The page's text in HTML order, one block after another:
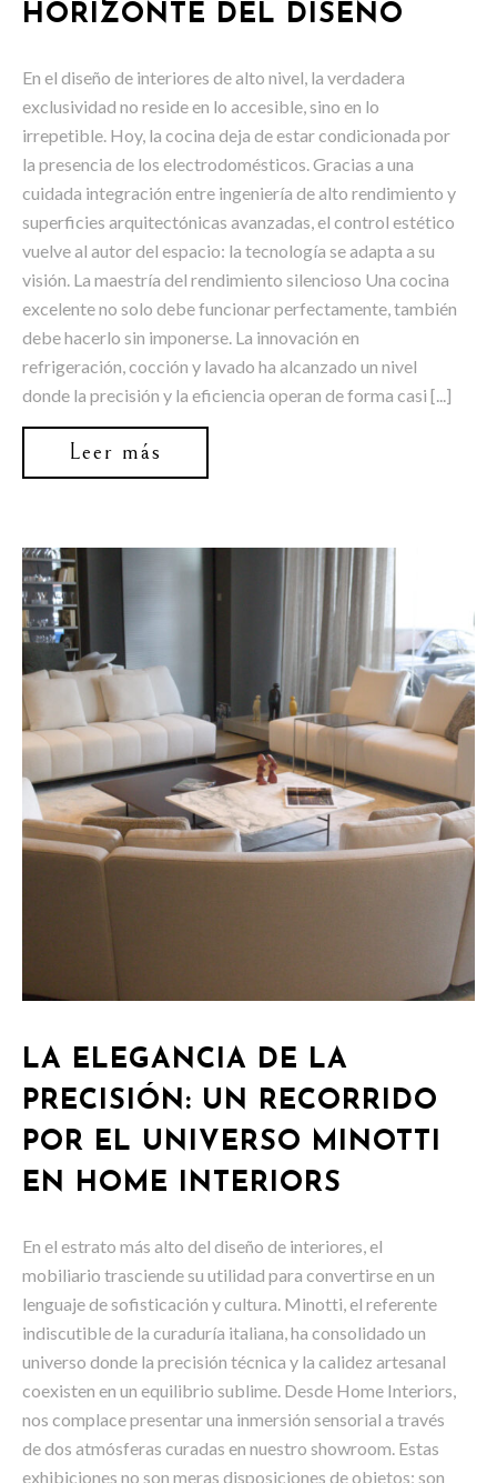
HORIZONTE DEL DISEÑO
En el diseño de interiores de alto nivel, la verdadera
exclusividad no reside en lo accesible, sino en lo
irrepetible. Hoy, la cocina deja de estar condicionada por
la presencia de los electrodomésticos. Gracias a una
cuidada integración entre ingeniería de alto rendimiento y
superficies arquitectónicas avanzadas, el control estético
vuelve al autor del espacio: la tecnología se adapta a su
visión. La maestría del rendimiento silencioso Una cocina
excelente no solo debe funcionar perfectamente, también
debe hacerlo sin imponerse. La innovación en
refrigeración, cocción y lavado ha alcanzado un nivel
donde la precisión y la eficiencia operan de forma casi [...]
Leer más
LA ELEGANCIA DE LA
PRECISIÓN: UN RECORRIDO
POR EL UNIVERSO MINOTTI
EN HOME INTERIORS
En el estrato más alto del diseño de interiores, el
mobiliario trasciende su utilidad para convertirse en un
lenguaje de sofisticación y cultura. Minotti, el referente
indiscutible de la curaduría italiana, ha consolidado un
universo donde la precisión técnica y la calidez artesanal
coexisten en un equilibrio sublime. Desde Home Interiors,
nos complace presentar una inmersión sensorial a través
de dos atmósferas curadas en nuestro showroom. Estas
exhibiciones no son meras disposiciones de objetos; son